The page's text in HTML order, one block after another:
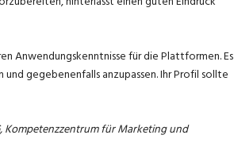
Anwendungskenntnisse für die Plattformen. Es
gegebenenfalls anzupassen. Ihr Profil sollte
Kompetenzzentrum für Marketing und